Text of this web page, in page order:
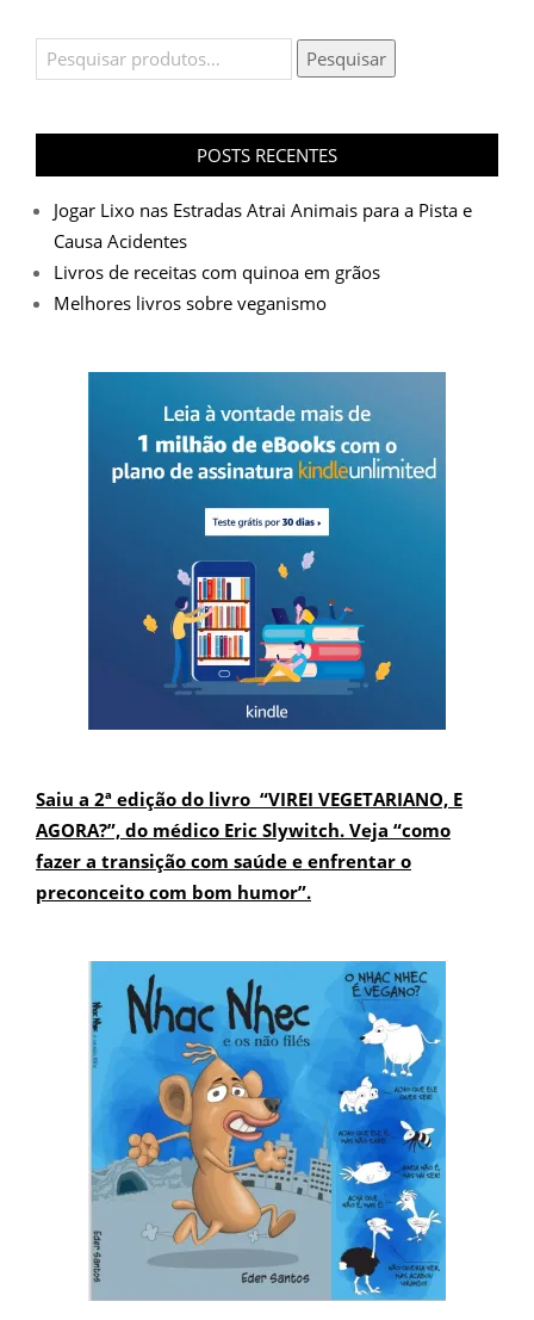
Pesquisar
por:
Pesquisar
POSTS RECENTES
Jogar Lixo nas Estradas Atrai Animais para a Pista e
Causa Acidentes
Livros de receitas com quinoa em grãos
Melhores livros sobre veganismo
Saiu a 2ª edição do livro “VIREI VEGETARIANO, E
AGORA?”, do médico Eric Slywitch. Veja “como
fazer a transição com saúde e enfrentar o
preconceito com bom humor”.